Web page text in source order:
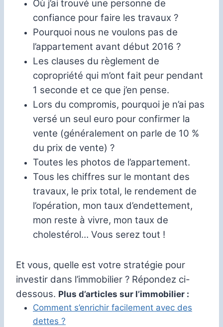
Où j’ai trouvé une personne de
confiance pour faire les travaux ?
Pourquoi nous ne voulons pas de
l’appartement avant début 2016 ?
Les clauses du règlement de
copropriété qui m’ont fait peur pendant
1 seconde et ce que j’en pense.
Lors du compromis, pourquoi je n’ai pas
versé un seul euro pour confirmer la
vente (généralement on parle de 10 %
du prix de vente) ?
Toutes les photos de l’appartement.
Tous les chiffres sur le montant des
travaux, le prix total, le rendement de
l’opération, mon taux d’endettement,
mon reste à vivre, mon taux de
cholestérol… Vous serez tout !
Et vous, quelle est votre stratégie pour
investir dans l’immobilier ? Répondez ci-
dessous. Plus d’articles sur l’immobilier :
Comment s’enrichir facilement avec des
dettes ?